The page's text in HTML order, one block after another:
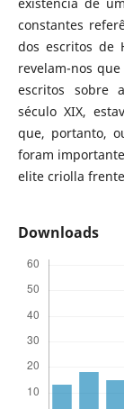
constantes
dos escritos de
revelam-nos
escritos sobre
século XIX,
que, portanto,
foram
elite criolla
Downloads